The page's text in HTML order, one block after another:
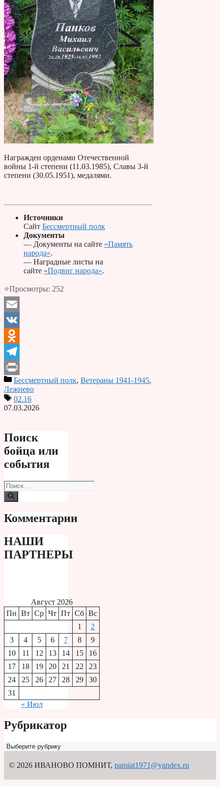
Награжден орденами Отечественной
войны 1-й степени (11.03.1985), Славы 3-й
степени (30.05.1951), медалями.
Источники
Сайт Бессмертный полк
Документы
— Документы на сайте «Память
народа».
— Наградные листы на
сайте «Подвиг народа».
⭐Просмотры: 252
Email
VK
Odnoklassniki
Telegram
PrintБессмертный полк, Ветераны 1941-1945,
Лежнево
02.16
07.03.2026
Поиск
бойца или
события
Поиск:
Комментарии
НАШИ
ПАРТНЕРЫ
Август 2026
Пн Вт Ср Чт Пт Сб Вс
1
2
3
4 5 6 7 8
9
10
11 12 13 14 15
16
17
18 19 20 21 22
23
24
25 26 27 28 29
30
31
« Июл
Рубрикатор
Рубрикатор
© 2026 ИВАНОВО ПОМНИТ, pamiat1971@yandex.ru